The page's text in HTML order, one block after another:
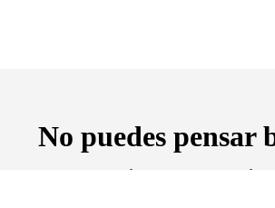
No puedes pensar
amar bien, dormir